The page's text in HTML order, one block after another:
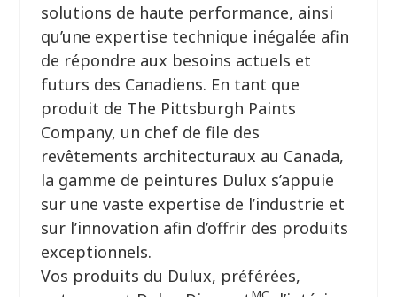
solutions de haute performance, ainsi
qu’une expertise technique inégalée afin
de répondre aux besoins actuels et
futurs des Canadiens. En tant que
produit de The Pittsburgh Paints
Company, un chef de file des
revêtements architecturaux au Canada,
la gamme de peintures Dulux s’appuie
sur une vaste expertise de l’industrie et
sur l’innovation afin d’offrir des produits
exceptionnels.
Vos produits du Dulux, préférées,